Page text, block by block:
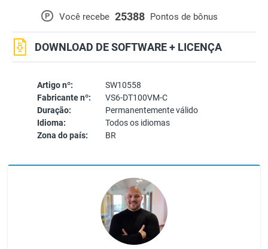
Artigo nº:
SW10558
Fabricante nº:
VS6-DT100VM-C
Duração:
Permanentemente válido
Idioma:
Todos os idiomas
Zona do país:
BR
P Você recebe 25388 Pontos de bônus
DOWNLOAD DE SOFTWARE + LICENÇA